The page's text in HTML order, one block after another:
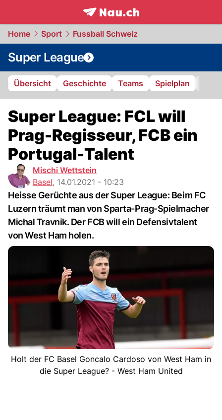
frontpage.NAU.ch
Home Sport Fussball Schweiz
Super League
Übersicht Geschichte Teams Spielplan
Super League: FCL will
Prag-Regisseur, FCB ein
Portugal-Talent
Mischi Wettstein
Basel, 14.01.2021 - 10:23
Heisse Gerüchte aus der Super League: Beim FC
Luzern träumt man von Sparta-Prag-Spielmacher
Michal Travnik. Der FCB will ein Defensivtalent
von West Ham holen.
Holt der FC Basel Goncalo Cardoso von West Ham in
die Super League? - West Ham United